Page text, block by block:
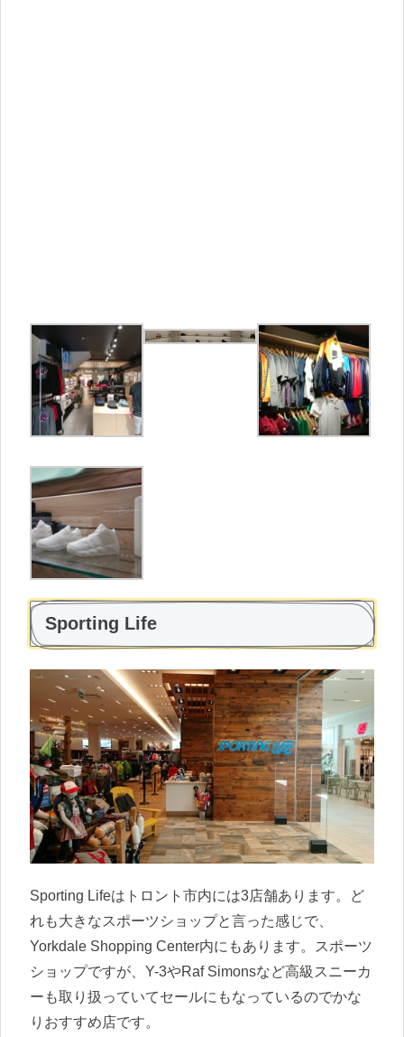
Sporting Life
Sporting Lifeはトロント市内には3店舗あります。ど
れも大きなスポーツショップと言った感じで、
Yorkdale Shopping Center内にもあります。スポーツ
ショップですが、Y-3やRaf Simonsなど高級スニーカ
ーも取り扱っていてセールにもなっているのでかな
りおすすめ店です。